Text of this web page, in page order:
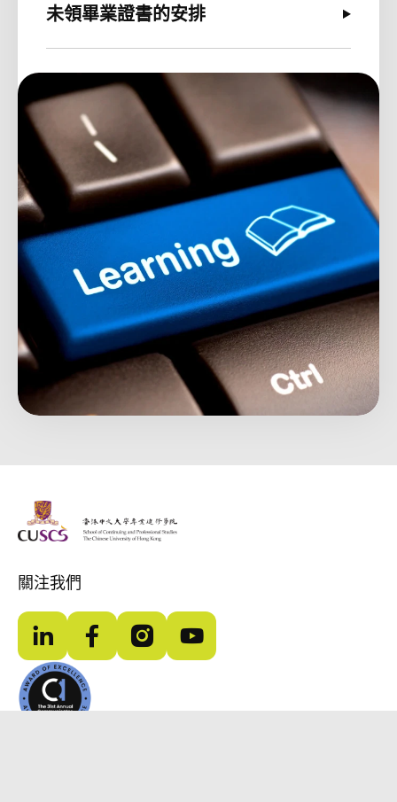
未領畢業證書的安排
The Chinese Univeristy of hong Kong
關注我們
LinkedInFacebookInstagramYouTube